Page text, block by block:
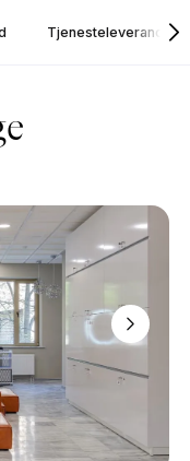
Tjenesteleverandør